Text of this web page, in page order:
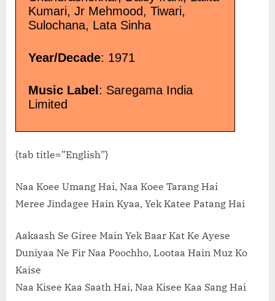
Kumari, Jr Mehmood, Tiwari,
Sulochana, Lata Sinha
Year/Decade: 1971
Music Label : Saregama India
Limited
{tab title=”English”}
Naa Koee Umang Hai, Naa Koee Tarang Hai
Meree Jindagee Hain Kyaa, Yek Katee Patang Hai
Aakaash Se Giree Main Yek Baar Kat Ke Ayese
Duniyaa Ne Fir Naa Poochho, Lootaa Hain Muz Ko
Kaise
Naa Kisee Kaa Saath Hai, Naa Kisee Kaa Sang Hai